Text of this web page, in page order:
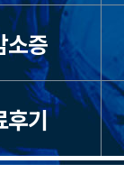
소증
후기